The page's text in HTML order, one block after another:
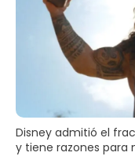
Disney admitió el
y tiene razones para